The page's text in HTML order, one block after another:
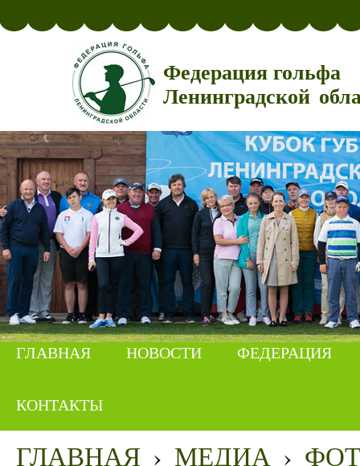
Федерация гольфа
Ленинградской
ГЛАВНАЯ НОВОСТИ ФЕДЕРАЦИЯ
КОНТАКТЫ
ГЛАВНАЯ › МЕДИА ›